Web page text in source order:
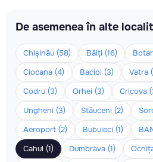
De asemenea în alte
Chișinău (58) Bălți (16)
Ciocana (4)
Bacioi (3) Vatra
Codru (3)
Orhei (3) Cricova
Ungheni (3)
Stăuceni (2)
Aeroport (2)
Bubuieci (1)
Cahul (1)
Dumbrava (1)